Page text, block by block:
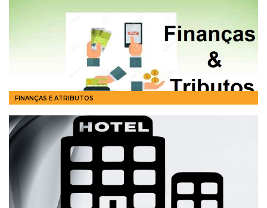
FINANÇAS E ATRIBUTOS